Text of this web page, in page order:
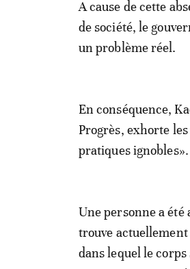
A cause de cette
de société, le
un problème réel.
En conséquence,
Progrès, exhorte
pratiques ignobles».
Une personne a
trouve
dans lequel le